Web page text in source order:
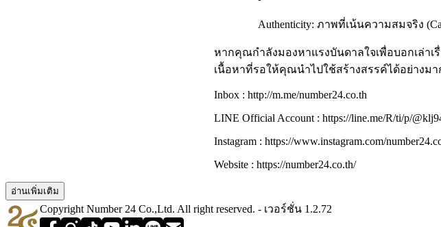
Authenticity: ภาพที่เน้นความสมจริง
หากคุณกำลังมองหาแรงบันดาลใจเพื่อบอกเล่าเรื่
เนื้อหาที่รอให้คุณนำไปใช้สร้างสรรค์ได้อย่างม
Inbox : http://m.me/number24.co.th
LINE Official Account : https://line.me/R/ti/p/
Instagram : https://www.instagram.com/
Website : https://number24.co.th/
อ่านเพิ่มเติม
Copyright Number 24 Co.,Ltd. All right reserved. - เวอร์ชั่น 1.2.72